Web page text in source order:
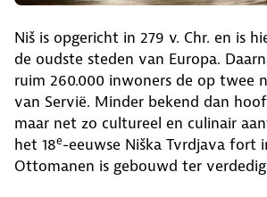
Niš is opgericht in 279 v. Chr. en is
de oudste steden van Europa.
ruim 260.000 inwoners de op twee
van Servië. Minder bekend dan
maar net zo cultureel en culinair
het 18e-eeuwse Niška Tvrdjava fort
Ottomanen is gebouwd ter